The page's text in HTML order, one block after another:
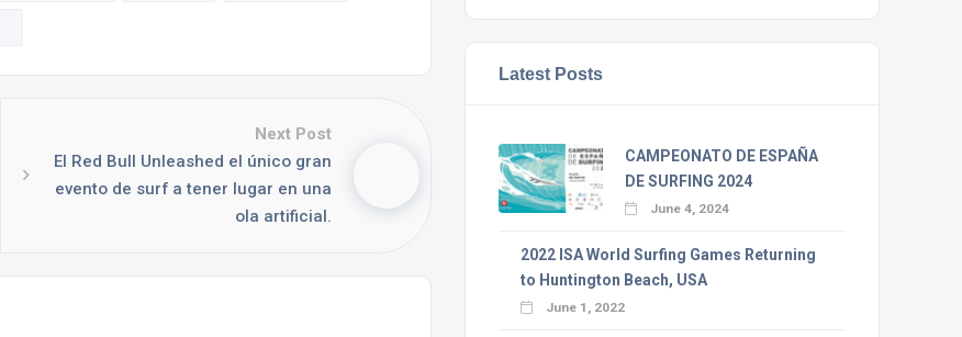
Next Post
El Red Bull Unleashed el único gran
evento de surf a tener lugar en una
ola artificial.
Latest Posts
CAMPEONATO DE ESPAÑA
DE SURFING 2024
June 4, 2024
2022 ISA World Surfing Games Returning
to Huntington Beach, USA
June 1, 2022